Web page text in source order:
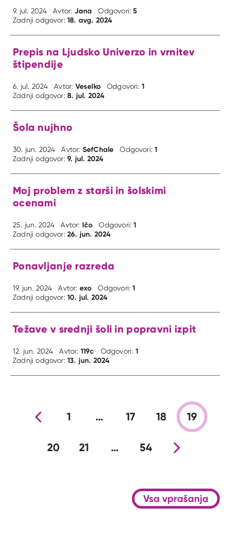
9. jul. 2024 Avtor: Jana Odgovori:5
Zadnji odgovor:18. avg. 2024
Prepis na Ljudsko Univerzo in vrnitev
štipendije
6. jul. 2024 Avtor: Veselko Odgovori: 1
Zadnji odgovor:8. jul. 2024
Šola nujhno
30. jun. 2024 Avtor: SefChale Odgovori:1
Zadnji odgovor:9. jul. 2024
Moj problem z starši in šolskimi
ocenami
25. jun. 2024 Avtor: Ičo Odgovori:1
Zadnji odgovor:26. jun. 2024
Ponavljanje razreda
19. jun. 2024 Avtor: exo Odgovori:1
Zadnji odgovor:10. jul. 2024
Težave v srednji šoli in popravni izpit
12. jun. 2024 Avtor: 119c Odgovori: 1
Zadnji odgovor:13. jun. 2024
Prejšnja stran
1 … 17 18 19
20 21 … 54Nova stran
Vsa vprašanja